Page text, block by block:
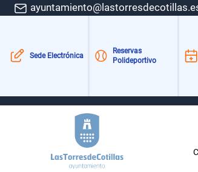
Skip to main content
Sede Electrónica
Reservas
Polideportivo